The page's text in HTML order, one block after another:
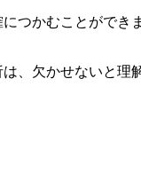
つかむことができ
、欠かせないと理